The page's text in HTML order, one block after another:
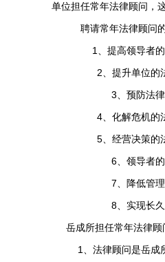
单位担任常年法律顾问，
聘请常年法律顾问
1、提高领导者
2、提升单位的
3、预防法律
4、化解危机的
5、经营决策的
6、领导者的
7、降低管理
8、实现长久
岳成所担任常年法律顾
1、法律顾问是岳成